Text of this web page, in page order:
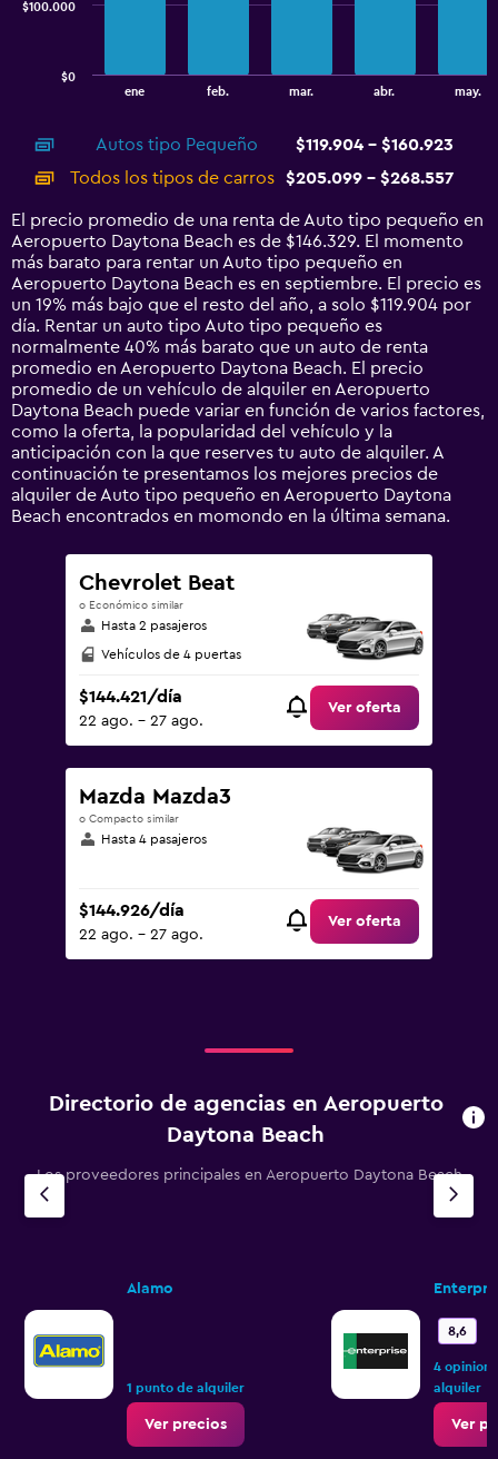
displaying
categories.
Range:
14
categories.
The
chart
has
1
Y
axis
displaying
values.
Range:
0
to
300000.
ene feb. mar. abr. may.
$0
$100.000
Autos tipo Pequeño
$119.904 - $160.923
Todos los tipos de carros
$205.099 - $268.557
El precio promedio de una renta de Auto tipo pequeño en
Aeropuerto Daytona Beach es de $146.329. El momento
más barato para rentar un Auto tipo pequeño en
Aeropuerto Daytona Beach es en septiembre. El precio es
un 19% más bajo que el resto del año, a solo $119.904 por
día. Rentar un auto tipo Auto tipo pequeño es
normalmente 40% más barato que un auto de renta
promedio en Aeropuerto Daytona Beach. El precio
promedio de un vehículo de alquiler en Aeropuerto
Daytona Beach puede variar en función de varios factores,
como la oferta, la popularidad del vehículo y la
anticipación con la que reserves tu auto de alquiler. A
continuación te presentamos los mejores precios de
alquiler de Auto tipo pequeño en Aeropuerto Daytona
Beach encontrados en momondo en la última semana.
Chevrolet Beat
o Económico similar
Hasta 2 pasajeros
Vehículos de 4 puertas
$144.421/día
22 ago. - 27 ago.
Ver oferta
Mazda Mazda3
o Compacto similar
Hasta 4 pasajeros
$144.926/día
22 ago. - 27 ago.
Ver oferta
Directorio de agencias en Aeropuerto
Daytona Beach
Los proveedores principales en Aeropuerto Daytona Beach
Alamo
1 punto de alquiler
Ver precios
8,6
4
alquiler
Ver